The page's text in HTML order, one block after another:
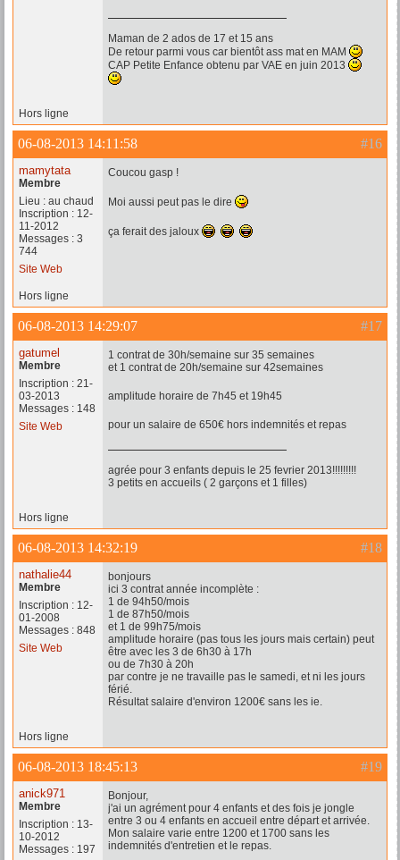
Maman de 2 ados de 17 et 15 ans
De retour parmi vous car bientôt ass mat en MAM
CAP Petite Enfance obtenu par VAE en juin 2013
Hors ligne
#16
06-08-2013 14:11:58
mamytata
Membre
Lieu : au chaud
Inscription : 12-
11-2012
Messages : 3
744
Site Web
Coucou gasp !
Moi aussi peut pas le dire
ça ferait des jaloux
Hors ligne
#17
06-08-2013 14:29:07
gatumel
Membre
Inscription : 21-
03-2013
Messages : 148
Site Web
1 contrat de 30h/semaine sur 35 semaines
et 1 contrat de 20h/semaine sur 42semaines
amplitude horaire de 7h45 et 19h45
pour un salaire de 650€ hors indemnités et repas
agrée pour 3 enfants depuis le 25 fevrier 2013!!!!!!!!!
3 petits en accueils ( 2 garçons et 1 filles)
Hors ligne
#18
06-08-2013 14:32:19
nathalie44
Membre
Inscription : 12-
01-2008
Messages : 848
Site Web
bonjours
ici 3 contrat année incomplète :
1 de 94h50/mois
1 de 87h50/mois
et 1 de 99h75/mois
amplitude horaire (pas tous les jours mais certain) peut
être avec les 3 de 6h30 à 17h
ou de 7h30 à 20h
par contre je ne travaille pas le samedi, et ni les jours
férié.
Résultat salaire d'environ 1200€ sans les ie.
Hors ligne
#19
06-08-2013 18:45:13
anick971
Membre
Inscription : 13-
10-2012
Messages : 197
Bonjour,
j'ai un agrément pour 4 enfants et des fois je jongle
entre 3 ou 4 enfants en accueil entre départ et arrivée.
Mon salaire varie entre 1200 et 1700 sans les
indemnités d'entretien et le repas.